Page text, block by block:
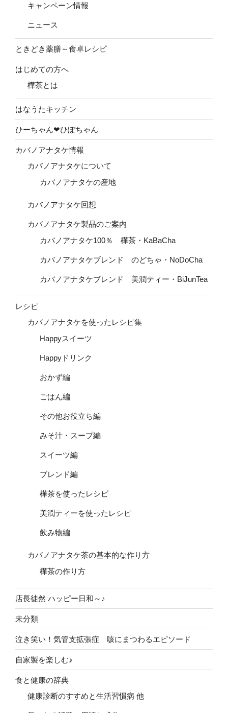
キャンペーン情報
ニュース
ときどき薬膳～食卓レシピ
はじめての方へ
樺茶とは
はなうたキッチン
ひーちゃん❤ひぽちゃん
カバノアナタケ情報
カバノアナタケについて
カバノアナタケの産地
カバノアナタケ回想
カバノアナタケ製品のご案内
カバノアナタケ100％ 樺茶・KaBaCha
カバノアナタケブレンド のどちゃ・NoDoCha
カバノアナタケブレンド 美潤ティー・BiJunTea
レシピ
カバノアナタケを使ったレシピ集
Happyスイーツ
Happyドリンク
おかず編
ごはん編
その他お役立ち編
みそ汁・スープ編
スイーツ編
ブレンド編
樺茶を使ったレシピ
美潤ティーを使ったレシピ
飲み物編
カバノアナタケ茶の基本的な作り方
樺茶の作り方
店長徒然 ハッピー日和～♪
未分類
泣き笑い！気管支拡張症 咳にまつわるエピソード
自家製を楽しむ♪
食と健康の辞典
健康診断のすすめと生活習慣病 他